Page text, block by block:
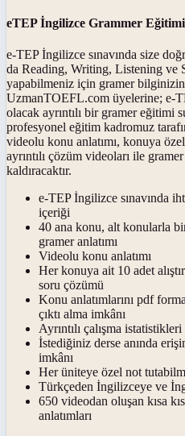
eTEP İngilizce Grammer Eğitimi
e-TEP İngilizce sınavında size
da Reading, Writing, Listening ve
yapabilmeniz için gramer bilginizin
UzmanTOEFL.com üyelerine; e-
olacak ayrıntılı bir gramer eğitimi
profesyonel eğitim kadromuz
videolu konu anlatımı, konuya özel
ayrıntılı çözüm videoları ile
kaldıracaktır.
e-TEP İngilizce sınavında
içeriği
40 ana konu, alt konularla
gramer anlatımı
Videolu konu anlatımı
Her konuya ait 10 adet
soru çözümü
Konu anlatımlarını pdf
çıktı alma imkânı
Ayrıntılı çalışma istatistikleri
İstediğiniz derse anında
imkânı
Her üniteye özel not
Türkçeden İngilizceye ve
650 videodan oluşan kısa
anlatımları